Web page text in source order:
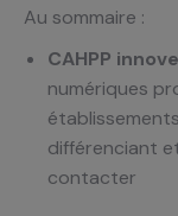
Au sommaire :
CAHPP innove
numériques
différenciant
contacter